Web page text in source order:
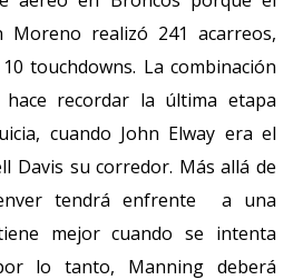
Moreno realizó 241 acarreos,
touchdowns. La combinación
recordar la última etapa
cuando John Elway era el
Davis su corredor. Más allá de
tendrá enfrente a una
mejor cuando se intenta
lo tanto, Manning deberá